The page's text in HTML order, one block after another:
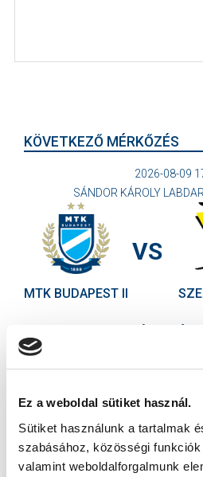
Ez a weboldal sütiket használ.
Sütiket használunk a tartalmak
szabásához, közösségi
valamint weboldalforgalmunk
KÖVETKEZŐ MÉRKŐZÉS
2026-08-09
SÁNDOR KÁROLY
MTK BUDAPEST II
VS
Ne maradjon le egy eseményről